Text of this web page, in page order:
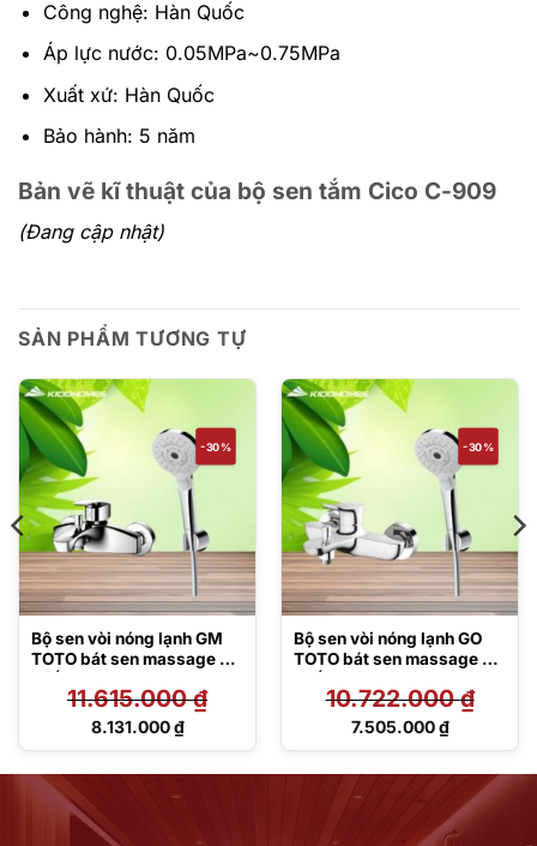
Công nghệ: Hàn Quốc
Áp lực nước: 0.05MPa~0.75MPa
Xuất xứ: Hàn Quốc
Bảo hành: 5 năm
Bản vẽ kĩ thuật của bộ sen tắm Cico C-909
(Đang cập nhật)
SẢN PHẨM TƯƠNG TỰ
-30%
Bộ sen vòi nóng lạnh GM
TOTO bát sen massage 3
TBG09302VA/TBW01035
11.615.000₫
Giá
8.131.000₫
Giá
-30%
Bộ sen vòi nóng lạnh GO
TOTO bát sen massage 3
TBG01302VA/TBW01035V
10.722.000₫
Giá
10.722.000 ₫.
7.505.000₫
Giá
7.505.000 ₫.